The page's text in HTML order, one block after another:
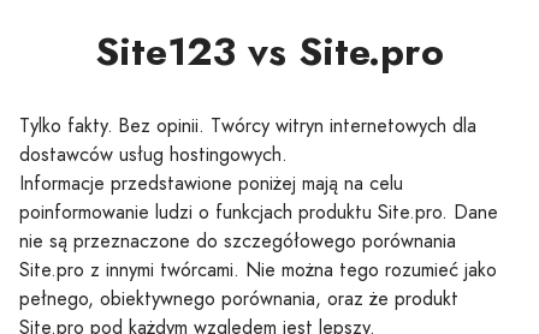
Site123 vs Site.pro
Tylko fakty. Bez opinii. Twórcy witryn internetowych dla
dostawców usług hostingowych.
Informacje przedstawione poniżej mają na celu
poinformowanie ludzi o funkcjach produktu Site.pro. Dane
nie są przeznaczone do szczegółowego porównania
Site.pro z innymi twórcami. Nie można tego rozumieć jako
pełnego, obiektywnego porównania, oraz że produkt
Site.pro pod każdym względem jest lepszy.